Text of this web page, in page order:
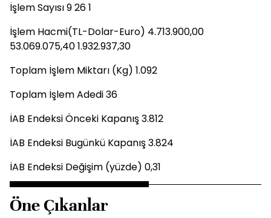
İşlem Sayısı 9 26 1
İşlem Hacmi(TL-Dolar-Euro) 4.713.900,00
53.069.075,40 1.932.937,30
Toplam İşlem Miktarı (Kg) 1.092
Toplam İşlem Adedi 36
İAB Endeksi Önceki Kapanış 3.812
İAB Endeksi Bugünkü Kapanış 3.824
İAB Endeksi Değişim (yüzde) 0,31
Öne Çıkanlar